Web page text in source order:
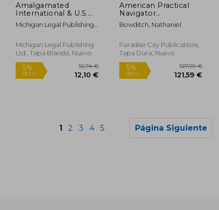
Amalgamated
International & U.S.
Inland Navigation
Rules (en Inglés)
Michigan Legal Publishing
Michigan Legal Publishing
Ltd., Tapa Blanda, Nuevo
American Practical
Navigator
BOWDITCH 1984 Vol1
Part 1 7x10 (en Inglés)
Bowditch, Nathaniel
Paradise Cay Publications,
Tapa Dura, Nuevo
1 2 3 4 5 Página Siguiente